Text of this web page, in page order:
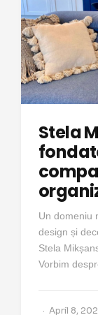
Stela
Un domeniu
design și
Stela
Vorbim
April 8,